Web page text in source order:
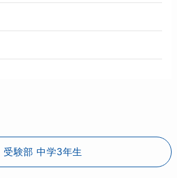
受験部 中学3年生